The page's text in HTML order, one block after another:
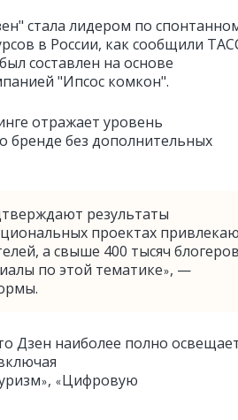
стала лидером по
в России, как сообщили
составлен на основе
"Ипсос комкон".
отражает уровень
бренде без дополнительных
результаты
проектах
а свыше 400 тысяч
по этой тематике», —
Дзен наиболее полно
», «Цифровую